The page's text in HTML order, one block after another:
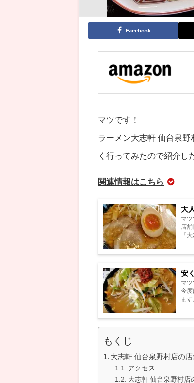
Facebook
マツです！
ラーメン大志軒 仙台泉
く行ってみたので紹介し
関連情報はこちら
大
マツ
店
『
安
マツ
今度
ま
もくじ
大志軒 仙台泉野村店の店
アクセス
大志軒 仙台泉野村店